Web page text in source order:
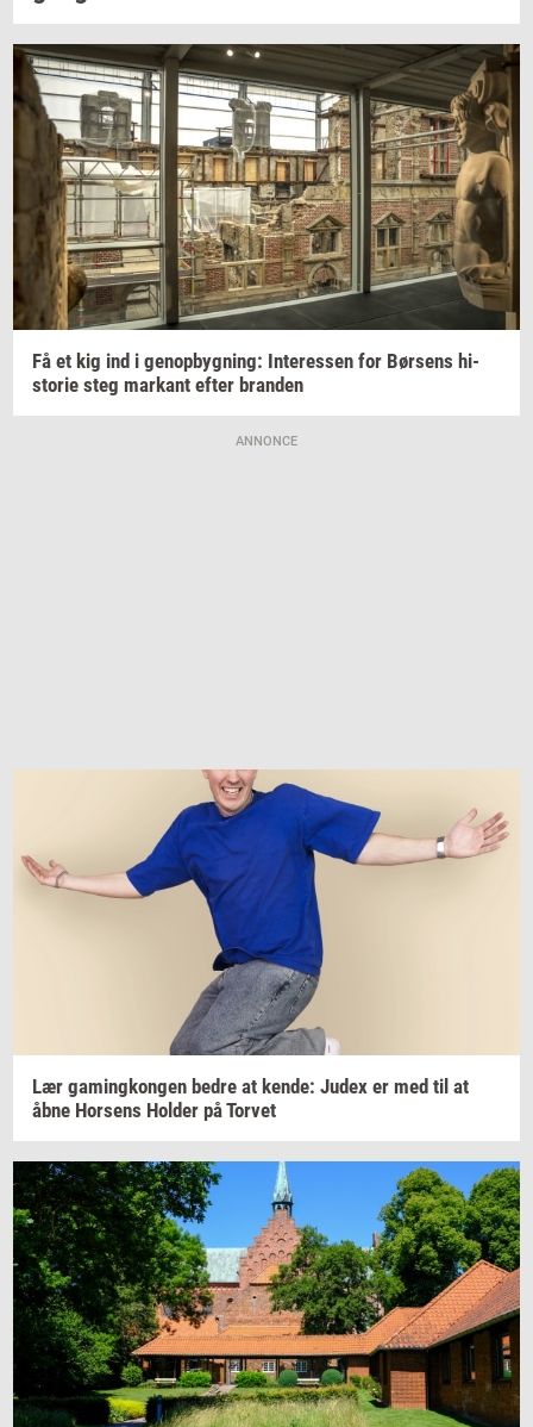
Få et kig ind i genop­byg­ning: In­ter­es­sen for Bør­sens hi­
sto­rie steg mar­kant efter bran­den
ANNONCE
Lær ga­m­ing­kon­gen bedre at kende: Judex er med til at
åbne Hor­sens Hol­der påTor­vet